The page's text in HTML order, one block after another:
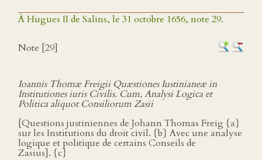
À Hugues II de Salins, le 31 octobre 1656, note 29.
Note [29]
Ioannis Thomæ Freigii Quæstiones Iustinianeæ in
Institutiones iuris Civilis. Cum, Analysi Logica et
Politica aliquot Consiliorum Zasii
[Questions justiniennes de Johann Thomas Freig {a}
sur les Institutions du droit civil. {b} Avec une analyse
logique et politique de certains Conseils de
Zasius]. {c}